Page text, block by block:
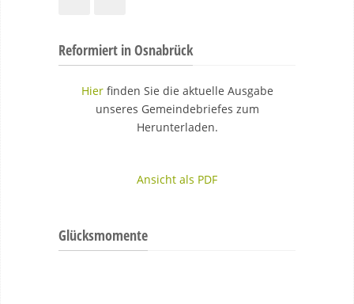
Reformiert in Osnabrück
Hierfinden Sie die aktuelle Ausgabe
unseres Gemeindebriefes zum
Herunterladen.
Ansicht als PDF
Glücksmomente